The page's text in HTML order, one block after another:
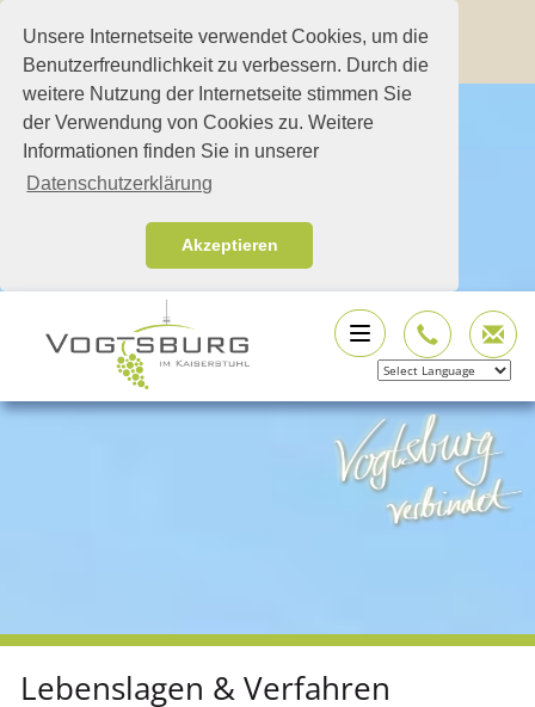
Unsere Internetseite verwendet Cookies, um die
Benutzerfreundlichkeit zu verbessern. Durch die
weitere Nutzung der Internetseite stimmen Sie
der Verwendung von Cookies zu. Weitere
Informationen finden Sie in unserer
Datenschutzerklärung
Akzeptieren
Lebenslagen & Verfahren